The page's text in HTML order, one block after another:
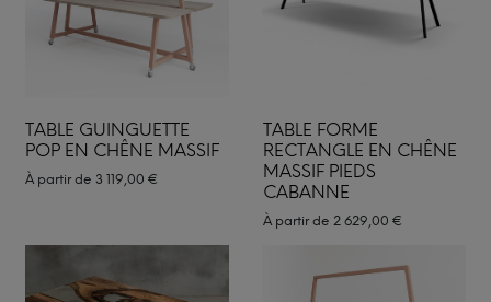
TABLE GUINGUETTE
POP EN CHÊNE MASSIF
À partir de 3 119,00 €
TABLE FORME
RECTANGLE EN CHÊNE
MASSIF PIEDS
CABANNE
À partir de 2 629,00 €